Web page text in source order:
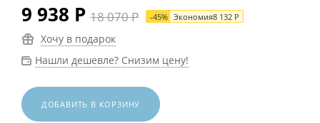
9 938 Р 18 070Р -45% Экономия8 132 Р
Хочу в подарок
Нашли дешевле? Снизим цену!
ДОБАВИТЬ В КОРЗИНУ